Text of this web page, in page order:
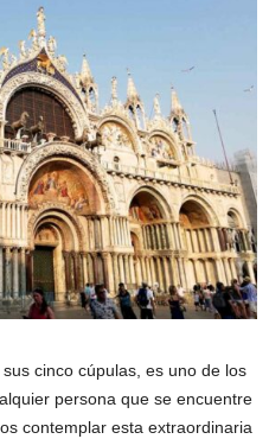
sus cinco cúpulas, es uno de los
persona que se encuentre
contemplar esta extraordinaria